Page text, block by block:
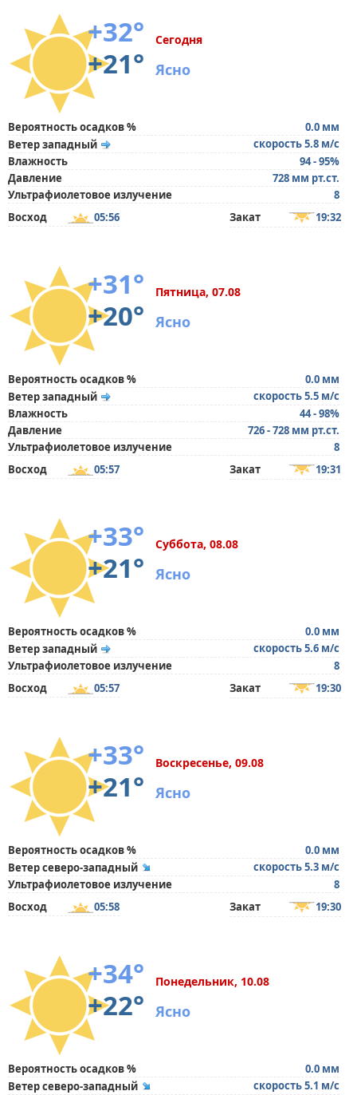
+32°
+21°
Сегодня
Ясно
Вероятность осадков %
0.0 мм
Ветер западный
скорость 5.8 м/с
Влажность
94 - 95%
Давление
728 мм рт.ст.
Ультрафиолетовое излучение
8
Восход
05:56 Закат 19:32
+31°
+20°
Пятница, 07.08
Ясно
Вероятность осадков %
0.0 мм
Ветер западный
скорость 5.5 м/с
Влажность
44 - 98%
Давление
726 - 728 мм рт.ст.
Ультрафиолетовое излучение
8
Восход
05:57 Закат 19:31
+33°
+21°
Суббота, 08.08
Ясно
Вероятность осадков %
0.0 мм
Ветер западный
скорость 5.6 м/с
Ультрафиолетовое излучение
8
Восход
05:57 Закат 19:30
+33°
+21°
Воскресенье, 09.08
Ясно
Вероятность осадков %
0.0 мм
Ветер северо-западный
скорость 5.3 м/с
Ультрафиолетовое излучение
8
Восход
05:58 Закат 19:30
+34°
+22°
Понедельник, 10.08
Ясно
Вероятность осадков %
0.0 мм
Ветер северо-западный
скорость 5.1 м/с